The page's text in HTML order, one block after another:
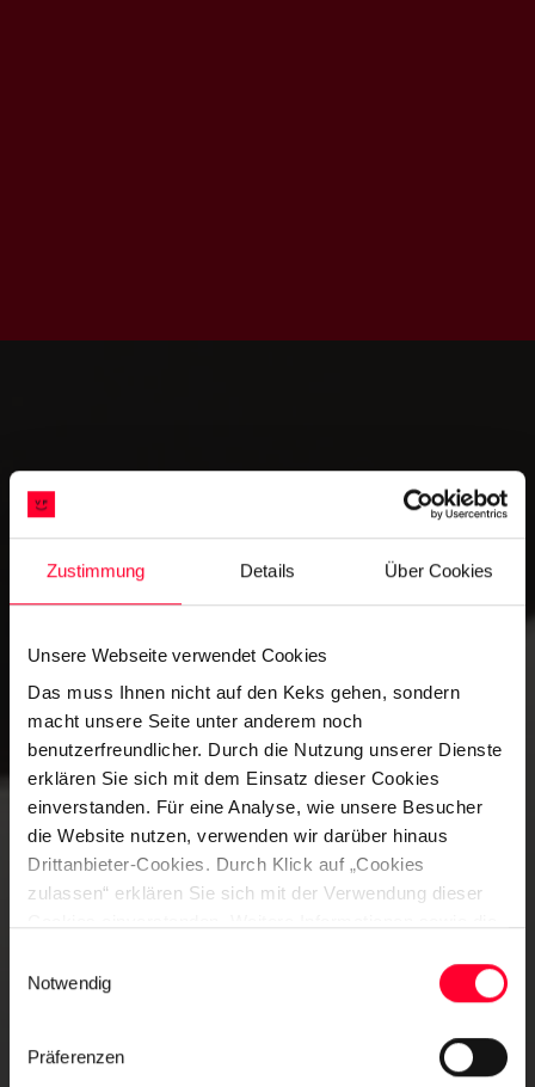
Zustimmung Details Über Cookies
Unsere Webseite verwendet Cookies
Das muss Ihnen nicht auf den Keks gehen, sondern
macht unsere Seite unter anderem noch
benutzerfreundlicher. Durch die Nutzung unserer Dienste
erklären Sie sich mit dem Einsatz dieser Cookies
einverstanden. Für eine Analyse, wie unsere Besucher
die Website nutzen, verwenden wir darüber hinaus
Drittanbieter-Cookies. Durch Klick auf „Cookies
zulassen“ erklären Sie sich mit der Verwendung dieser
Sie hier:
Notwendig
Präferenzen
MIT
STYLE.